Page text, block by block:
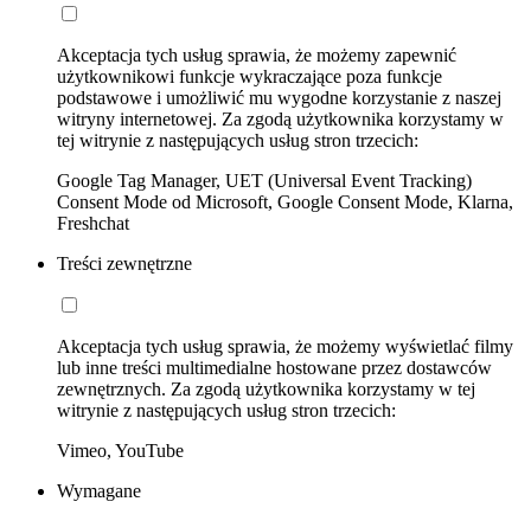
Akceptacja tych usług sprawia, że możemy zapewnić
użytkownikowi funkcje wykraczające poza funkcje
podstawowe i umożliwić mu wygodne korzystanie z naszej
witryny internetowej. Za zgodą użytkownika korzystamy w
tej witrynie z następujących usług stron trzecich:
Google Tag Manager, UET (Universal Event Tracking)
Consent Mode od Microsoft, Google Consent Mode, Klarna,
Freshchat
Treści zewnętrzne
Akceptacja tych usług sprawia, że możemy wyświetlać filmy
lub inne treści multimedialne hostowane przez dostawców
zewnętrznych. Za zgodą użytkownika korzystamy w tej
witrynie z następujących usług stron trzecich:
Vimeo, YouTube
Wymagane